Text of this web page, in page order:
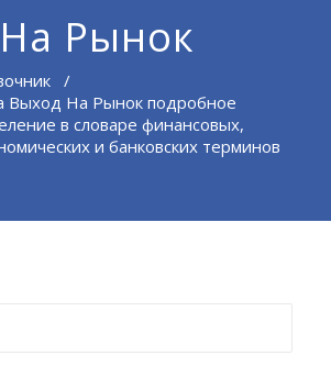
Рынок
/
Выход На Рынок подробное
в словаре финансовых,
и банковских терминов